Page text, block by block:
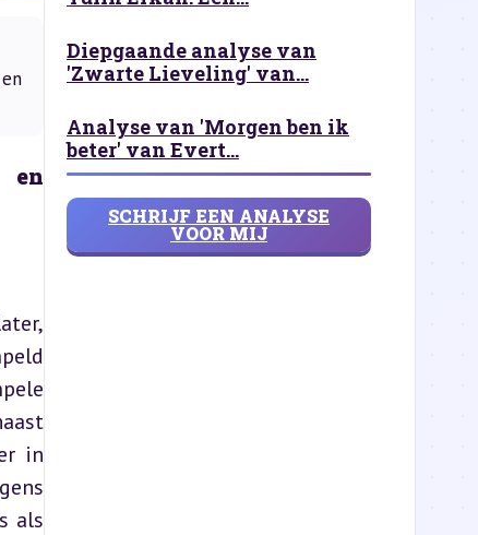
en
in
als
Diepgaande analyse van
'Zwarte Lieveling' van...
Analyse van 'Morgen ben ik
beter' van Evert...
SCHRIJF EEN ANALYSE
VOOR MIJ